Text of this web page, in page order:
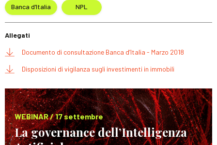
Banca d’Italia NPL
Allegati
Documento di consultazione Banca d’Italia - Marzo 2018
Disposizioni di vigilanza sugli investimenti in immobili
WEBINAR / 17 settembre
La governance dell’Intelligenza